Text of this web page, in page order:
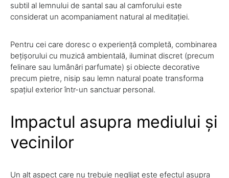
subtil al lemnului de santal sau al camforului este
considerat un acompaniament natural al meditației.
Pentru cei care doresc o experiență completă, combinarea
bețișorului cu muzică ambientală, iluminat discret (precum
felinare sau lumânări parfumate) și obiecte decorative
precum pietre, nisip sau lemn natural poate transforma
spațiul exterior într-un sanctuar personal.
Impactul asupra mediului și
vecinilor
Un alt aspect care nu trebuie neglijat este efectul asupra